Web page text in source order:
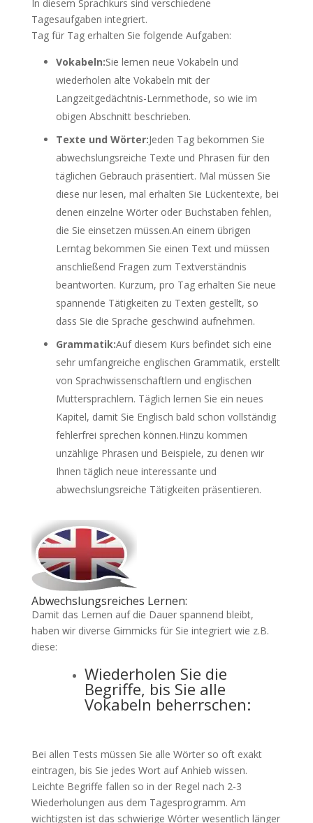
In diesem Sprachkurs sind verschiedene
Tagesaufgaben integriert.
Tag für Tag erhalten Sie folgende Aufgaben:
Vokabeln:Sie lernen neue Vokabeln und
wiederholen alte Vokabeln mit der
Langzeitgedächtnis-Lernmethode, so wie im
obigen Abschnitt beschrieben.
Texte und Wörter:Jeden Tag bekommen Sie
abwechslungsreiche Texte und Phrasen für den
täglichen Gebrauch präsentiert. Mal müssen Sie
diese nur lesen, mal erhalten Sie Lückentexte, bei
denen einzelne Wörter oder Buchstaben fehlen,
die Sie einsetzen müssen.An einem übrigen
Lerntag bekommen Sie einen Text und müssen
anschließend Fragen zum Textverständnis
beantworten. Kurzum, pro Tag erhalten Sie neue
spannende Tätigkeiten zu Texten gestellt, so
dass Sie die Sprache geschwind aufnehmen.
Grammatik:Auf diesem Kurs befindet sich eine
sehr umfangreiche englischen Grammatik, erstellt
von Sprachwissenschaftlern und englischen
Muttersprachlern. Täglich lernen Sie ein neues
Kapitel, damit Sie Englisch bald schon vollständig
fehlerfrei sprechen können.Hinzu kommen
unzählige Phrasen und Beispiele, zu denen wir
Ihnen täglich neue interessante und
abwechslungsreiche Tätigkeiten präsentieren.
Abwechslungsreiches Lernen:
Damit das Lernen auf die Dauer spannend bleibt,
haben wir diverse Gimmicks für Sie integriert wie z.B.
diese:
Wiederholen Sie die
Begriffe, bis Sie alle
Vokabeln beherrschen:
Bei allen Tests müssen Sie alle Wörter so oft exakt
eintragen, bis Sie jedes Wort auf Anhieb wissen.
Leichte Begriffe fallen so in der Regel nach 2-3
Wiederholungen aus dem Tagesprogramm. Am
wichtigsten ist das schwierige Wörter wesentlich länger